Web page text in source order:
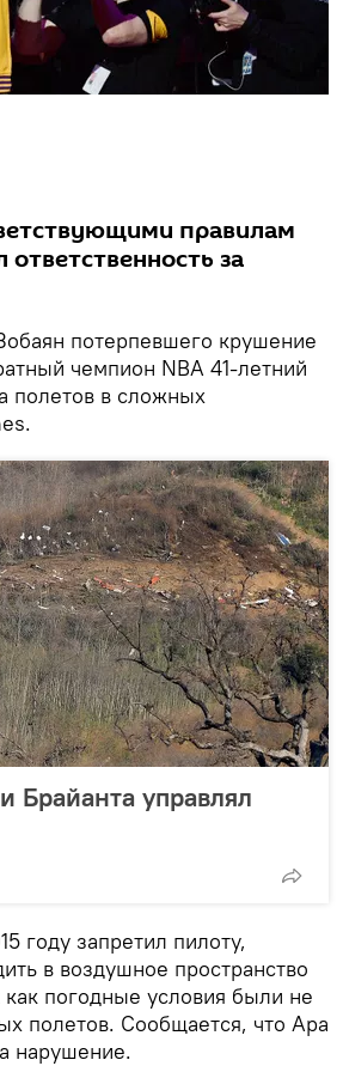
правилам
за
потерпевшего крушение
чемпион NBA 41-летний
полетов в сложных
Брайанта управлял
году запретил пилоту,
в воздушное пространство
погодные условия были не
полетов. Сообщается, что Ара
нарушение.